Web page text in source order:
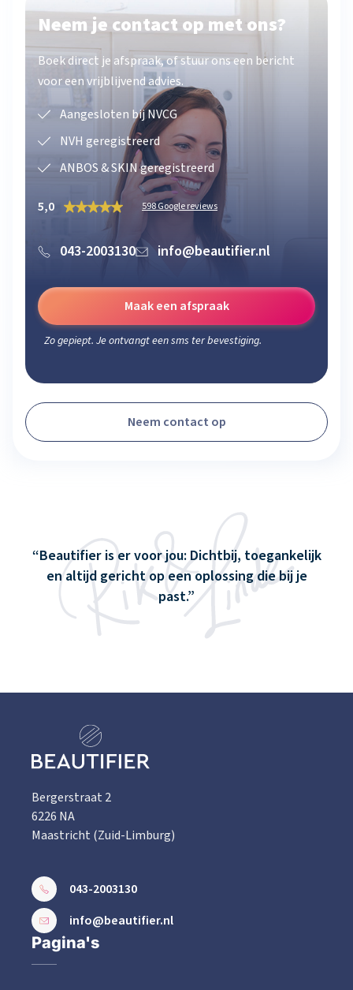
Neem je contact op met ons?
Boek direct je afspraak, of stuur ons een bericht
voor een vrijblijvend advies.
Aangesloten bij NVCG
NVH geregistreerd
ANBOS & SKIN geregistreerd
5,0 598 Google reviews
043-2003130 info@beautifier.nl
Maak een afspraak
Zo gepiept. Je ontvangt een sms ter bevestiging.
Neem contact op
Beautifier is er voor jou: Dichtbij, toegankelijk
en altijd gericht op een oplossing die bij je
past.
Bergerstraat 2
6226 NA
Maastricht (Zuid-Limburg)
043-2003130
info@beautifier.nl
Pagina's